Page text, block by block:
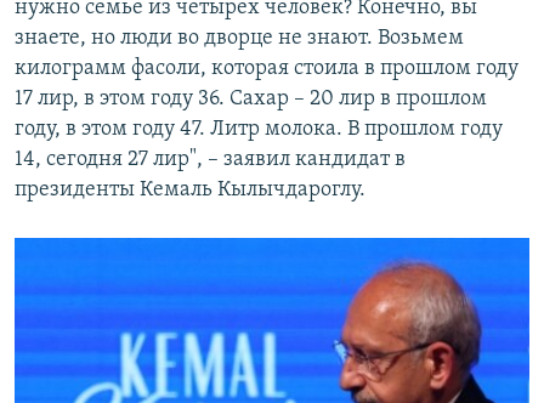
нужно семье из четырех человек? Конечно, вы
знаете, но люди во дворце не знают. Возьмем
килограмм фасоли, которая стоила в прошлом году
17 лир, в этом году 36. Сахар – 20 лир в прошлом
году, в этом году 47. Литр молока. В прошлом году
14, сегодня 27 лир", – заявил кандидат в
президенты Кемаль Кылычдароглу.